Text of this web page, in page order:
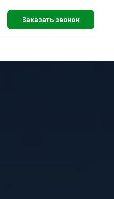
Заказать звонок